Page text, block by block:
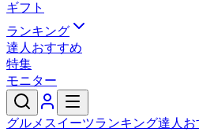
ギフト
ランキング
達人おすすめ
特集
モニター
グルメ スイーツランキング達人お